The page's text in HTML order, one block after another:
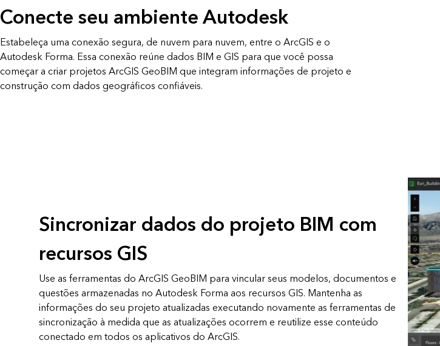
Conecte seu ambiente Autodesk
Estabeleça uma conexão segura, de nuvem para nuvem, entre o ArcGIS e o
Autodesk Forma. Essa conexão reúne dados BIM e GIS para que você possa
começar a criar projetos ArcGIS GeoBIM que integram informações de projeto e
construção com dados geográficos confiáveis.
Sincronizar dados do projeto BIM com
recursos GIS
Use as ferramentas do ArcGIS GeoBIM para vincular seus modelos, documentos e
questões armazenadas no Autodesk Forma aos recursos GIS. Mantenha as
informações do seu projeto atualizadas executando novamente as ferramentas de
sincronização à medida que as atualizações ocorrem e reutilize esse conteúdo
conectado em todos os aplicativos do ArcGIS.